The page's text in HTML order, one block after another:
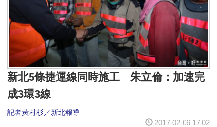
新北5條捷運線同時施工 朱立倫：加速完
成3環3線
記者黃村杉／新北報導
2017-02-06 17:02